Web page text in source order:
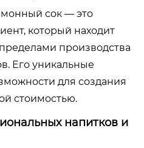
сок — это
который находит
производства
Его уникальные
для создания
стоимостью.
напитков и